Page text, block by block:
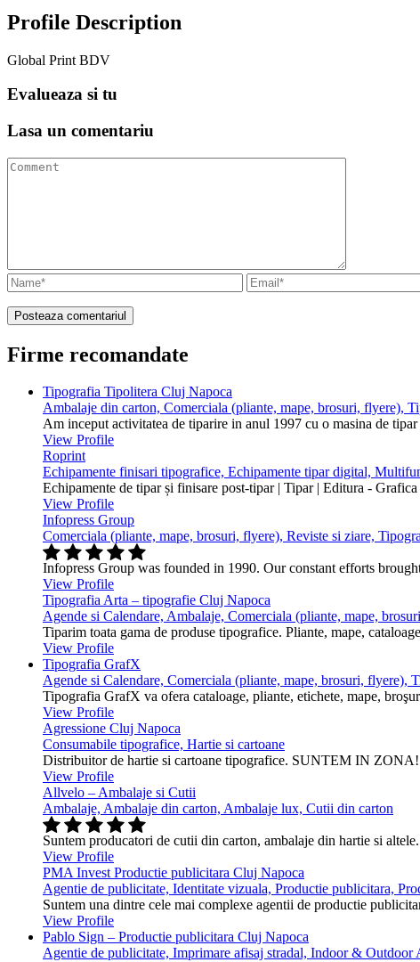
Profile Description
Global Print BDV
Evalueaza si tu
Lasa un comentariu
Firme recomandate
Tipografia Tipolitera Cluj Napoca
Ambalaje din carton, Comerciala (pliante, mape, brosuri, flyere),
Am inceput activitatea de tiparire in anul 1997 cu o masina de
View Profile
Roprint
Echipamente finisari tipografice, Echipamente tipar digital,
Echipamente de tipar și finisare post-tipar | Tipar | Editura -
View Profile
Infopress Group
Comerciala (pliante, mape, brosuri, flyere), Reviste si ziare,
Infopress Group was founded in 1990. Our constant efforts
View Profile
Tipografia Arta – tipografie Cluj Napoca
Agende si Calendare, Ambalaje, Comerciala (pliante, mape,
Tiparim toata gama de produse tipografice. Pliante, mape,
View Profile
Tipografia GrafX
Agende si Calendare, Comerciala (pliante, mape, brosuri, flyere),
Tipografia GrafX va ofera cataloage, pliante, etichete, mape,
View Profile
Agressione Cluj Napoca
Consumabile tipografice, Hartie si cartoane
Distribuitor de hartie si cartoane tipografice. SUNTEM IN
View Profile
Allvelo – Ambalaje si Cutii
Ambalaje, Ambalaje din carton, Ambalaje lux, Cutii din carton
Suntem producatori de cutii din carton, ambalaje din hartie si altele.
View Profile
PMA Invest Productie publicitara Cluj Napoca
Agentie de publicitate, Identitate vizuala, Productie publicitara,
Suntem una dintre cele mai complexe agentii de productie
View Profile
Pablo Sign – Productie publicitara Cluj Napoca
Agentie de publicitate, Imprimare afisaj stradal, Indoor & Outdoor